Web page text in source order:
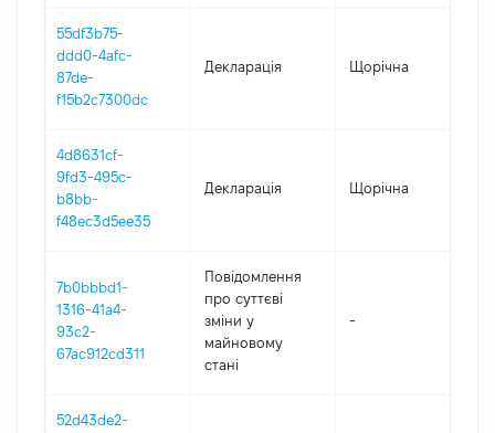
55df3b75-
ddd0-4afc-
87de-
f15b2c7300dc
Декларація Щорічна
4d8631cf-
9fd3-495c-
b8bb-
f48ec3d5ee35
Декларація Щорічна
7b0bbbd1-
1316-41a4-
93c2-
67ac912cd311
Повідомлення
про суттєві
зміни y
майновому
стані
-
52d43de2-